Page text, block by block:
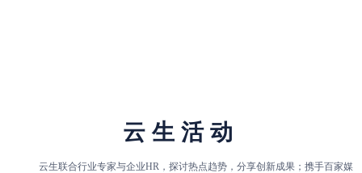
云生活动
云生联合行业专家与企业HR，探讨热点趋势，分享创新成果；携手百家媒